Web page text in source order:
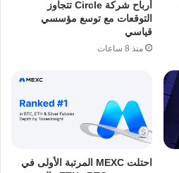
أرباح شركة Circle تتجاوز
التوقعات مع توسع مؤسسي
قياسي
منذ 8 ساعات
احتلت MEXC المرتبة الأولى في